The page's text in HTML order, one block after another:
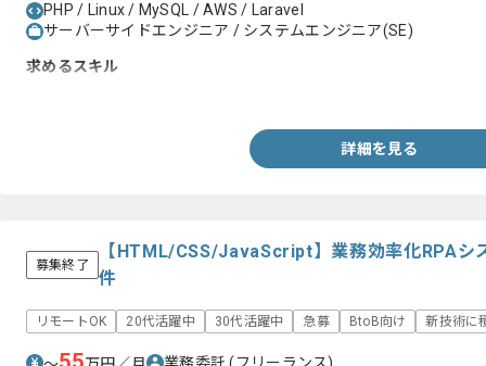
PHP / Linux / MySQL / AWS / Laravel
サーバーサイドエンジニア / システムエンジニア(SE)
求めるスキル
詳細を見る
募集終了
【HTML/CSS/JavaScript】業務効率化RPAシ
件
リモートOK 20代活躍中 30代活躍中 急募 BtoB向け 新技術に
業務委託(フリーランス)